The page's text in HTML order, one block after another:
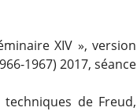
XIV », version
1967) 2017, séance
techniques de Freud,